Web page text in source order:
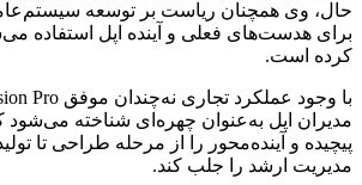
برای هدست‌های فعلی و آینده اپل استفاده
کرده است.
مدیران اپل به‌عنوان چهره‌ای شناخته می‌شود
پیچیده و آینده‌محور را از مرحله طراحی تا
مدیریت ارشد را جلب کند.